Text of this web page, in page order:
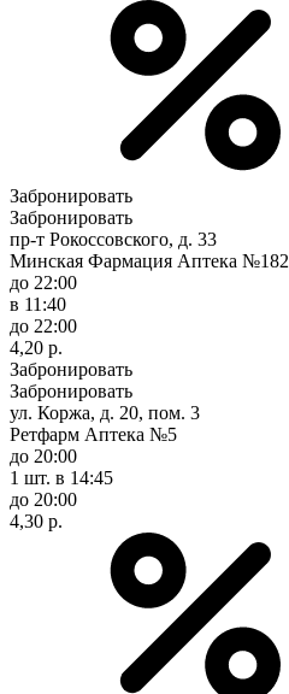
Забронировать
Забронировать
пр-т Рокоссовского, д. 33
Минская Фармация Аптека №182
до 22:00
в 11:40
до 22:00
4,20 р.
Забронировать
Забронировать
ул. Коржа, д. 20, пом. 3
Ретфарм Аптека №5
до 20:00
1 шт. в 14:45
до 20:00
4,30 р.